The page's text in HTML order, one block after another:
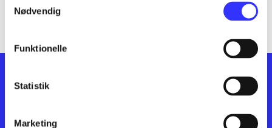
Nødvendig
Funktionelle
Statistik
Marketing
lorem ipsum dolor sit amet ...